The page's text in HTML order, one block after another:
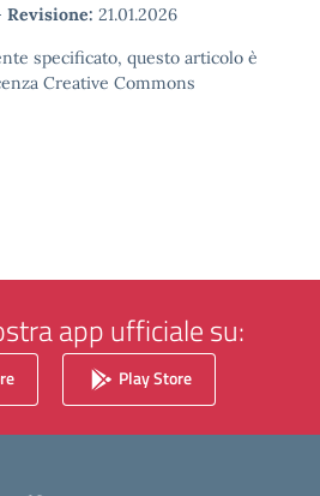
Revisione: 21.01.2026
specificato, questo articolo è
Creative Commons
app ufficiale su:
Play Store